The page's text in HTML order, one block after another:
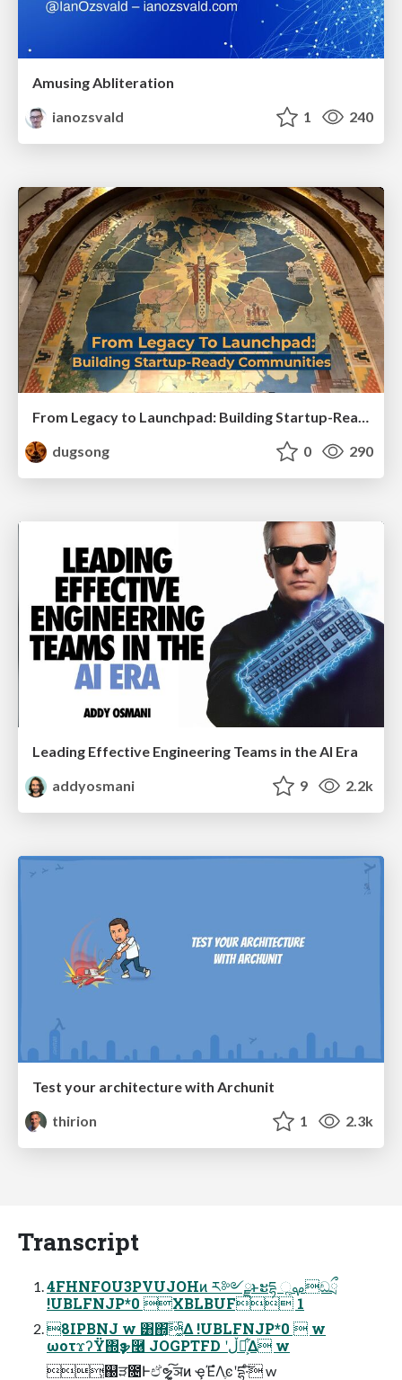
Amusing Abliteration
ianozsvald
1 240
From Legacy to Launchpad: Building Startup-Ready Communities
dugsong
0 290
Leading Effective Engineering Teams in the AI Era
addyosmani
9 2.2k
Test your architecture with Archunit
thirion
1 2.3k
Transcript
4FHNFOU3PVUJOHͷ ར༻ྫͱະདྷ ૣࡔඩྲྀ
!UBLFNJP*0 XBLBUF 1
8IPBNJ w ͸΍͔͞͚ͨΔ !UBLFNJP*0  w
ωοτϫʔΫ΍ҙຯ࿦ JOGPTFD ʹڵຯ͕͋Δ w
͕஀ੜ೔Ͱඒຯ͍͓͠ञͷ ҿΈํΛֶͼʹདྷ·ͨ͠ w